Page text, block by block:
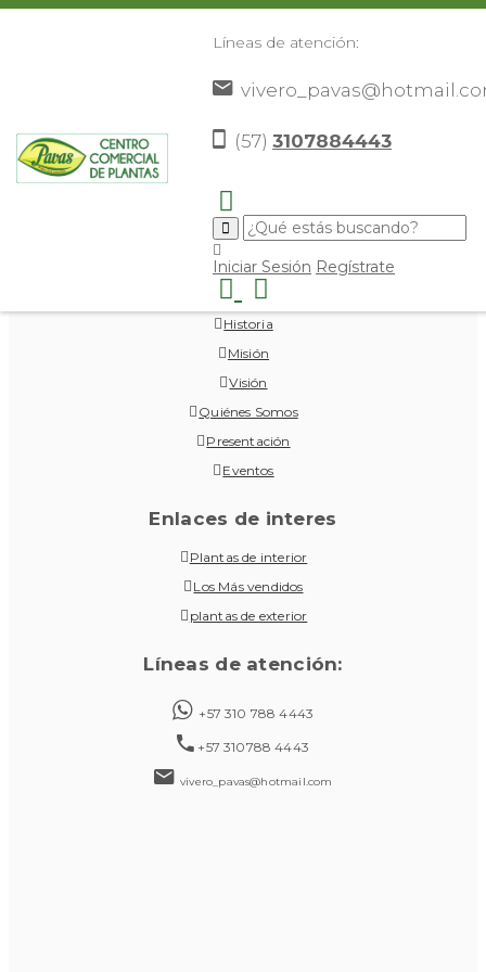
Líneas de atención:
(57) 3107884443
Iniciar Sesión Regístrate
Vivero Pavas
Inicio
Historia
Misión
Visión
Quiénes Somos
Presentación
Eventos
Enlaces de interes
Plantas de interior
Los Más vendidos
plantas de exterior
Líneas de atención:
+57 310 788 4443
+57 310788 4443
vivero_pavas@hotmail.com